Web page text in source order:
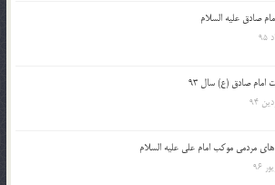
صادق علیه السلام
امام صادق (ع) سال 93
مردمی موکب امام علی علیه السلام